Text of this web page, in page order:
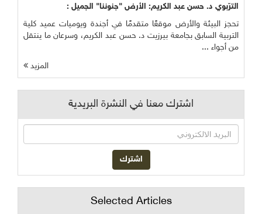
الترّبوي د. حسن عبد الكريم: الأرض "جنوننا" الجميل :
تحجز البيئة والأرض موقعًا متقدمًا في أجندة ويوميات عميد كلية
التربية السابق بجامعة بيرزيت د. حسن عبد الكريم، وسرعان ما ينتقل
من أجواء ...
المزيد
اشترك معنا في النشرة البريدية
Selected Articles